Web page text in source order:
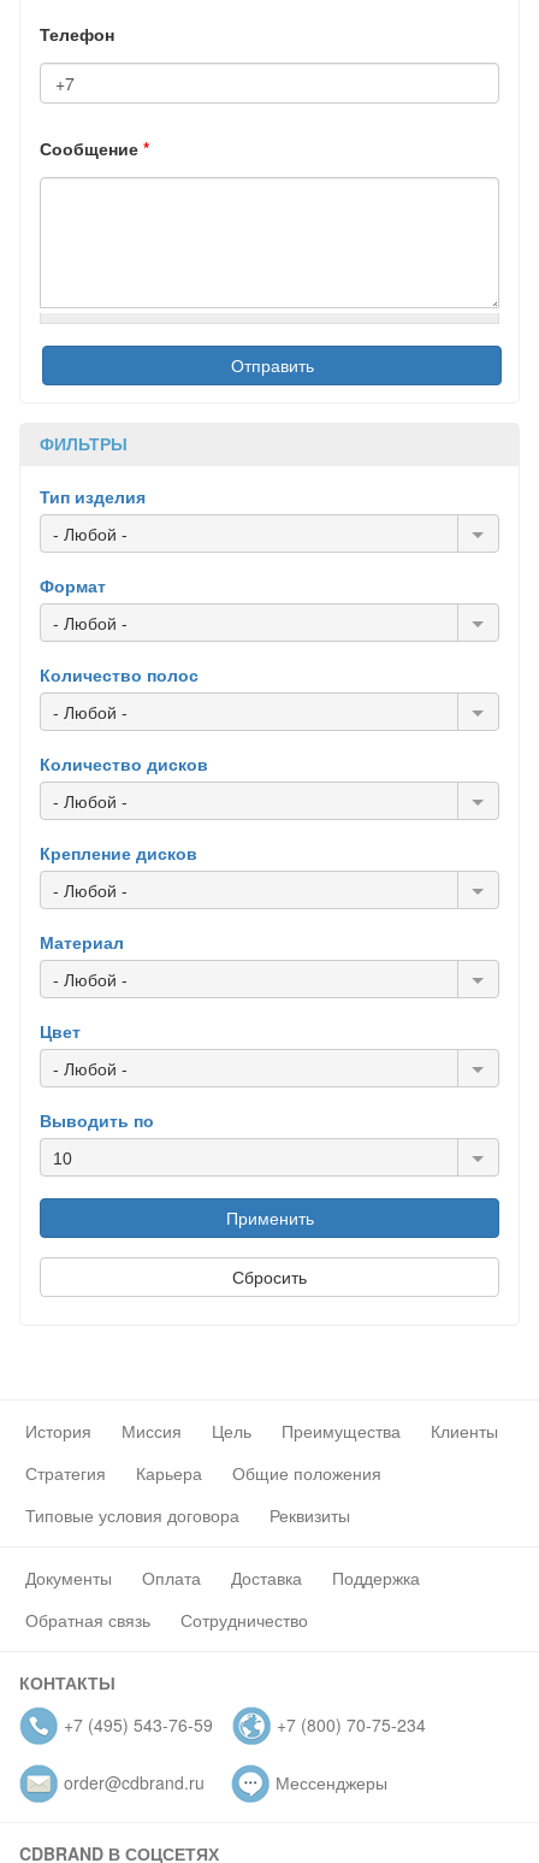
Телефон
Сообщение *
ФИЛЬТРЫ
Тип изделия
- Любой -
Формат
- Любой -
Количество полос
- Любой -
Количество дисков
- Любой -
Крепление дисков
- Любой -
Материал
- Любой -
Цвет
- Любой -
Выводить по
10
История Миссия Цель Преимущества
Клиенты
Стратегия
Карьера
Общие положения
Типовые условия договора
Реквизиты
Документы Оплата Доставка
Поддержка
Обратная связь
Сотрудничество
КОНТАКТЫ
+7 (495) 543-76-59
+7 (800) 70-75-234
order@cdbrand.ru Мессенджеры
CDBRAND В СОЦСЕТЯХ